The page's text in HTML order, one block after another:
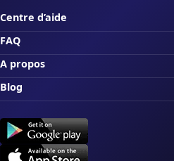
Centre d’aide
FAQ
A propos
Blog